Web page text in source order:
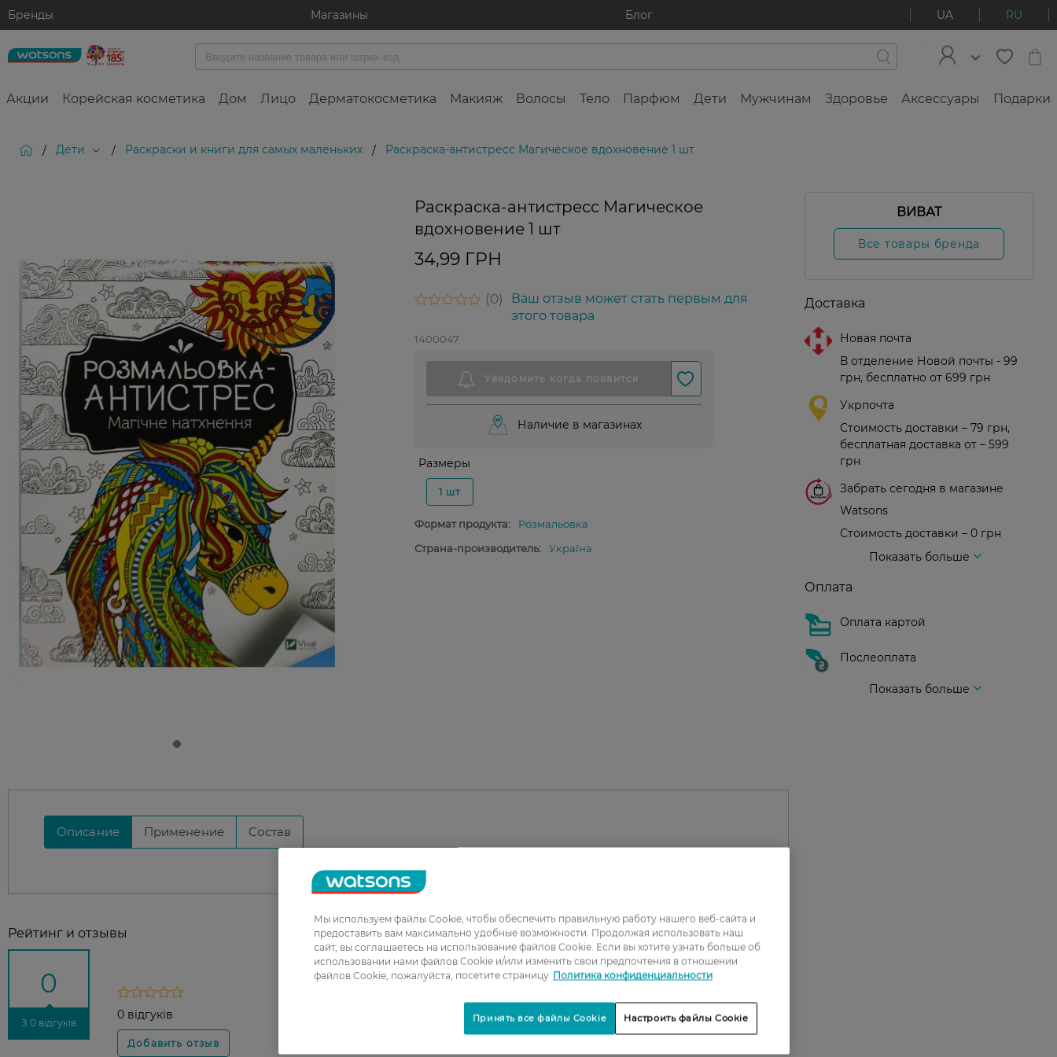
Бренды Магазины Блог UA RU
Акции Корейская косметика Дом Лицо Дерматокосметика Макияж Волосы Тело Парфюм Дети Мужчинам Здоровье Аксессуары Подарки
/ Дети / Раскраски и книги для самых маленьких / Раскраска-антистресс Магическое вдохновение 1 шт
Раскраска-антистресс Магическое
вдохновение 1 шт
34,99 ГРН
0
Ваш отзыв может стать первым для
этого товара
1400047
Наличие в магазинах
Размеры
1 шт
Формат продукта:
Розмальовка
Страна-производитель:
Україна
Описание Применение Состав
Рейтинг и отзывы
0
З 0 відгуків
0 відгуків
1
ВИВАТ
Все товары бренда
Доставка
Новая почта
В отделение Новой почты - 99
грн, бесплатно от 699 грн
Укрпочта
Стоимость доставки – 79 грн,
бесплатная доставка от – 599
грн
Забрать сегодня в магазине
Watsons
Стоимость доставки – 0 грн
Показать больше
Оплата
Оплата картой
Послеоплата
Показать больше
Мы используем файлы Cookie, чтобы обеспечить правильную работу нашего веб-сайта и
предоставить вам максимально удобные возможности. Продолжая использовать наш
сайт, вы соглашаетесь на использование файлов Cookie. Если вы хотите узнать больше об
использовании нами файлов Cookie и/или изменить свои предпочтения в отношении
файлов Cookie, пожалуйста, посетите страницу Политика конфиденциальности
Настроить файлы Cookie
Принять все файлы Cookie